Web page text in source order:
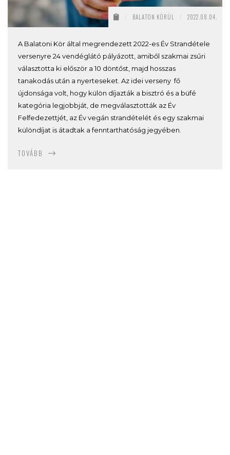
BALATON KÖRÜL 2022.08.04.
A Balatoni Kör által megrendezett 2022-es Év Strandétele
versenyre 24 vendéglátó pályázott, amiből szakmai zsűri
választotta ki először a 10 döntőst, majd hosszas
tanakodás után a nyerteseket. Az idei verseny fő
újdonsága volt, hogy külön díjazták a bisztró és a büfé
kategória legjobbját, de megválasztották az Év
Felfedezettjét, az Év vegán strandételét és egy szakmai
különdíjat is átadtak a fenntarthatóság jegyében.
TOVÁBB